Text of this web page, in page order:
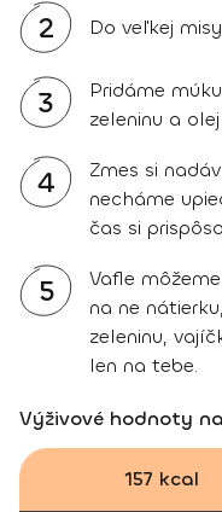
2 Do veľkej
3
Pridáme
zeleninu a
4
Zmes si
necháme
čas si
5
Vafle
na ne
zeleninu,
len na tebe.
Výživové hodnoty
157 kcal